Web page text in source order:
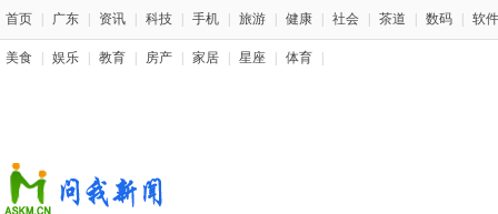
首页 广东 资讯 科技 手机 旅游 健康 社会 茶道 数码 软件
美食 娱乐 教育 房产 家居 星座 体育